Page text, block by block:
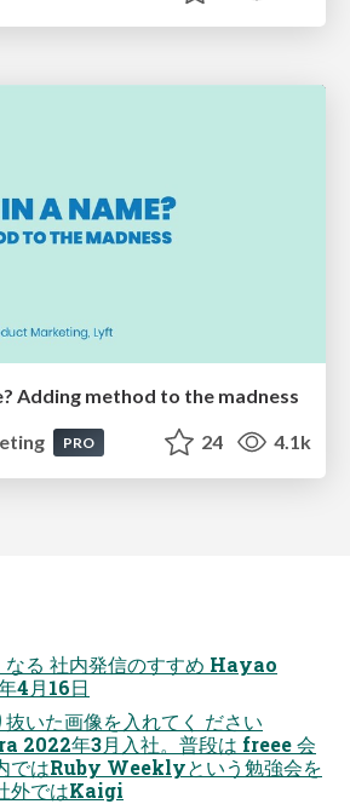
Adding method to the madness
PRO 24 4.1k
なる 社内発信のすすめ Hayao
4⽉16⽇
いた画像を入れてく ださい
2022年3⽉⼊社。普段は freee 会
ではRuby Weeklyという勉強会を
外ではKaigi